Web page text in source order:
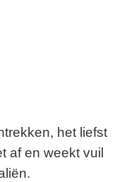
het liefst
af en weekt vuil